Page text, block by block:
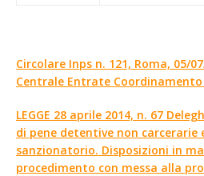
Circolare Inps n. 121, Roma, 05/
Centrale Entrate Coordinamento
LEGGE 28 aprile 2014, n. 67
di pene detentive non
sanzionatorio. Disposizioni in
procedimento con messa alla